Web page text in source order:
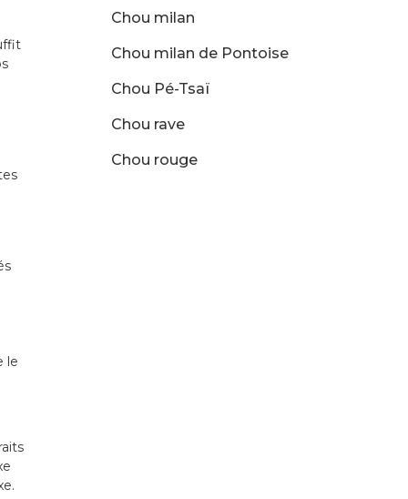
le
Chou milan
Chou milan de Pontoise
Chou Pé-Tsaï
Chou rave
Chou rouge